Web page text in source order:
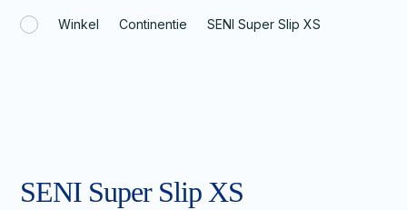
Winkel Continentie SENI Super Slip XS
SENI Super Slip XS